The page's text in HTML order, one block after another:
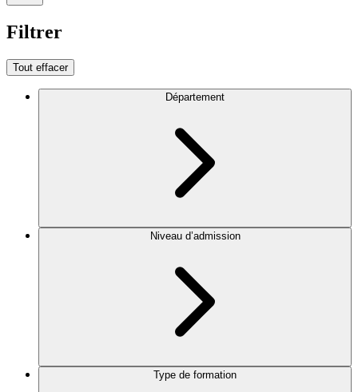
Filtrer
Tout effacer
Département
Niveau d’admission
Type de formation